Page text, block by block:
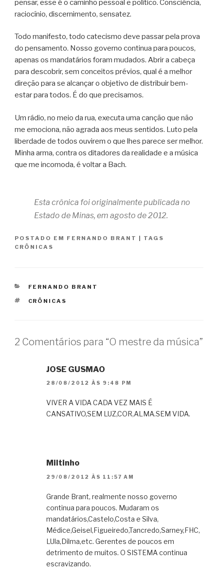
pensar, esse é o caminho pessoal e político. Consciência,
raciocínio, discernimento, sensatez.
Todo manifesto, todo catecismo deve passar pela prova
do pensamento. Nosso governo continua para poucos,
apenas os mandatários foram mudados. Abrir a cabeça
para descobrir, sem conceitos prévios, qual é a melhor
direção para se alcançar o objetivo de distribuir bem-
estar para todos. É do que precisamos.
Um rádio, no meio da rua, executa uma canção que não
me emociona, não agrada aos meus sentidos. Luto pela
liberdade de todos ouvirem o que lhes parece ser melhor.
Minha arma, contra os ditadores da realidade e a música
que me incomoda, é voltar a Bach.
Esta crônica foi originalmente publicada no
Estado de Minas, em agosto de 2012.
POSTADO EM FERNANDO BRANT
TAGS
CRÔNICAS
CATEGORIAS
FERNANDO BRANT
TAGS
CRÔNICAS
2 Comentários para “O mestre da música”
JOSE GUSMAO
28/08/2012 ÀS 9:48 PM
VIVER A VIDA CADA VEZ MAIS É
CANSATIVO,SEM LUZ,COR,ALMA.SEM VIDA.
Miltinho
29/08/2012 ÀS 11:57 AM
Grande Brant, realmente nosso governo
continua para poucos. Mudaram os
mandatários,Castelo,Costa e Silva,
Médice,Geisel,Figueiredo,Tancredo,Sarney,FHC,
LUla,Dilma,etc. Gerentes de poucos em
detrimento de muitos. O SISTEMA continua
escravizando.